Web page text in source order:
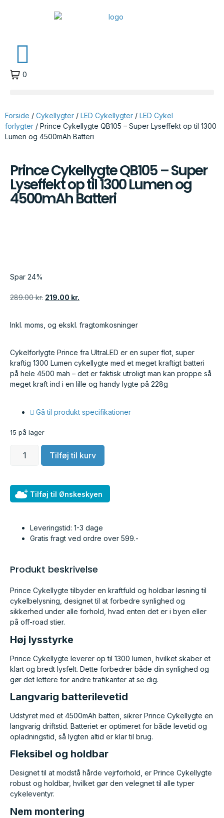
0
Forside / Cykellygter / LED Cykellygter / LED Cykel
forlygter / Prince Cykellygte QB105 – Super Lyseffekt op til 1300
Lumen og 4500mAh Batteri
Prince Cykellygte QB105 – Super
Lyseffekt op til 1300 Lumen og
4500mAh Batteri
Spar 24%
289.00kr. 219.00 kr.
Inkl. moms, og ekskl. fragtomkosninger
Cykelforlygte Prince fra UltraLED er en super flot, super
kraftig 1300 Lumen cykellygte med et meget kraftigt batteri
på hele 4500 mah – det er faktisk utroligt man kan proppe så
meget kraft ind i en lille og handy lygte på 228g
Gå til produkt specifikationer
15 på lager
Tilføj til kurv
Tilføj til Ønskeskyen
Leveringstid: 1-3 dage
Gratis fragt ved ordre over 599.-
Produkt beskrivelse
Prince Cykellygte tilbyder en kraftfuld og holdbar løsning til
cykelbelysning, designet til at forbedre synlighed og
sikkerhed under alle forhold, hvad enten det er i byen eller
på off-road stier.
Høj lysstyrke
Prince Cykellygte leverer op til 1300 lumen, hvilket skaber et
klart og bredt lysfelt. Dette forbedrer både din synlighed og
gør det lettere for andre trafikanter at se dig.
Langvarig batterilevetid
Udstyret med et 4500mAh batteri, sikrer Prince Cykellygte en
langvarig driftstid. Batteriet er optimeret for både levetid og
opladningstid, så lygten altid er klar til brug.
Fleksibel og holdbar
Designet til at modstå hårde vejrforhold, er Prince Cykellygte
robust og holdbar, hvilket gør den velegnet til alle typer
cykeleventyr.
Nem montering